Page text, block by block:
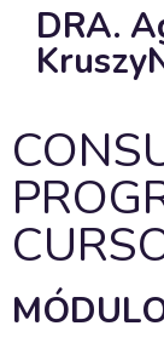
DRA.